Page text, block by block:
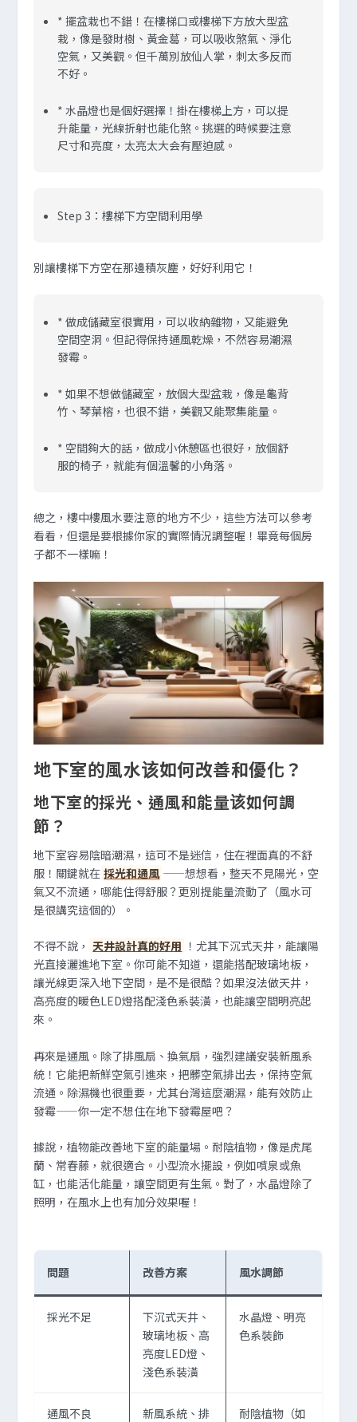
* 擺盆栽也不錯！在樓梯口或樓梯下方放大型盆
栽，像是發財樹、黃金葛，可以吸收煞氣、淨化
空氣，又美觀。但千萬別放仙人掌，刺太多反而
不好。
* 水晶燈也是個好選擇！掛在樓梯上方，可以提
升能量，光線折射也能化煞。挑選的時候要注意
尺寸和亮度，太亮太大会有壓迫感。
Step 3：樓梯下方空間利用學
別讓樓梯下方空在那邊積灰塵，好好利用它！
* 做成儲藏室很實用，可以收納雜物，又能避免
空間空洞。但記得保持通風乾燥，不然容易潮濕
發霉。
* 如果不想做儲藏室，放個大型盆栽，像是龜背
竹、琴葉榕，也很不錯，美觀又能聚集能量。
* 空間夠大的話，做成小休憩區也很好，放個舒
服的椅子，就能有個溫馨的小角落。
總之，樓中樓風水要注意的地方不少，這些方法可以參考
看看，但還是要根據你家的實際情況調整喔！畢竟每個房
子都不一樣嘛！
地下室的風水该如何改善和優化？
地下室的採光、通風和能量该如何調
節？
地下室容易陰暗潮濕，這可不是迷信，住在裡面真的不舒
服！關鍵就在 採光和通風 ——想想看，整天不見陽光，空
氣又不流通，哪能住得舒服？更別提能量流動了（風水可
是很講究這個的）。
不得不說， 天井設計真的好用 ！尤其下沉式天井，能讓陽
光直接灑進地下室。你可能不知道，還能搭配玻璃地板，
讓光線更深入地下空間，是不是很酷？如果沒法做天井，
高亮度的暖色LED燈搭配淺色系裝潢，也能讓空間明亮起
來。
再來是通風。除了排風扇、換氣扇，強烈建議安裝新風系
統！它能把新鮮空氣引進來，把髒空氣排出去，保持空氣
流通。除濕機也很重要，尤其台灣這麼潮濕，能有效防止
發霉——你一定不想住在地下發霉屋吧？
據說，植物能改善地下室的能量場。耐陰植物，像是虎尾
蘭、常春藤，就很適合。小型流水擺設，例如噴泉或魚
缸，也能活化能量，讓空間更有生氣。對了，水晶燈除了
照明，在風水上也有加分效果喔！
問題 改善方案 風水調節
採光不足
下沉式天井、
玻璃地板、高
亮度LED燈、
淺色系裝潢
水晶燈、明亮
色系裝飾
通風不良
新風系統、排
耐陰植物（如